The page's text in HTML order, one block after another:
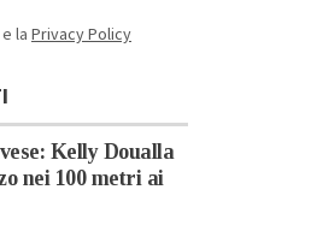
la Privacy Policy
Kelly Doualla
nei 100 metri ai